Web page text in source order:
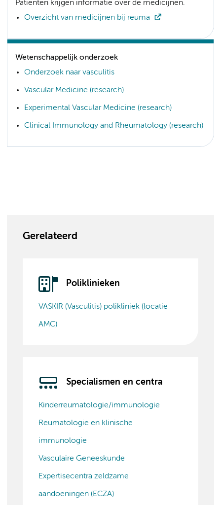
Patiënten krijgen informatie over de medicijnen.
Overzicht van medicijnen bij reuma
Wetenschappelijk onderzoek
Onderzoek naar vasculitis
Vascular Medicine (research)
Experimental Vascular Medicine (research)
Clinical Immunology and Rheumatology (research)
Gerelateerd
Poliklinieken
VASKIR (Vasculitis) polikliniek (locatie
AMC)
Specialismen en centra
Kinderreumatologie/immunologie
Reumatologie en klinische
immunologie
Vasculaire Geneeskunde
Expertisecentra zeldzame
aandoeningen (ECZA)